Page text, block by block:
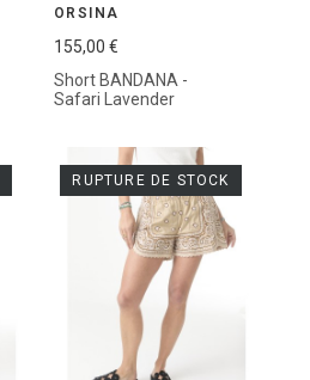
ORSINA
Short BANDANA -
Safari Lavender
155,00 €
RUPTURE DE STOCK